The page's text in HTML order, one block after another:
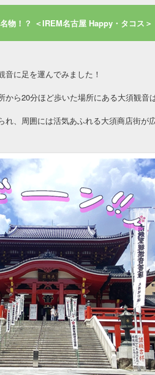
物！？ ＜IREM名古屋 Happy・タコス＞
に足を運んでみました！
から20分ほど歩いた場所にある大須観音
、周囲には活気あふれる大須商店街が